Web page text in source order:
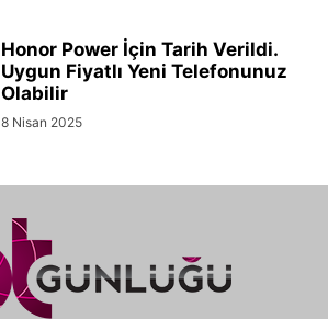
Honor Power İçin Tarih Verildi.
Uygun Fiyatlı Yeni Telefonunuz
Olabilir
8 Nisan 2025